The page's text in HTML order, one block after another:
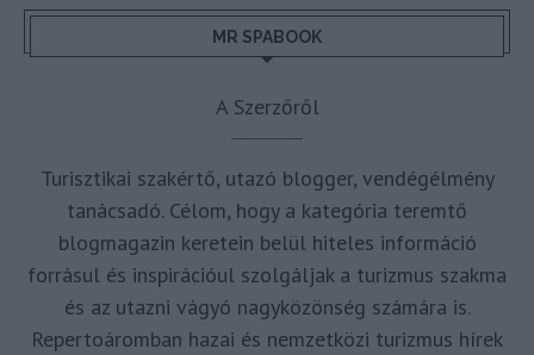
MR SPABOOK
A Szerzőről
Turisztikai szakértő, utazó blogger, vendégélmény
tanácsadó. Célom, hogy a kategória teremtő
blogmagazin keretein belül hiteles információ
forrásul és inspirációul szolgáljak a turizmus szakma
és az utazni vágyó nagyközönség számára is.
Repertoáromban hazai és nemzetközi turizmus hírek